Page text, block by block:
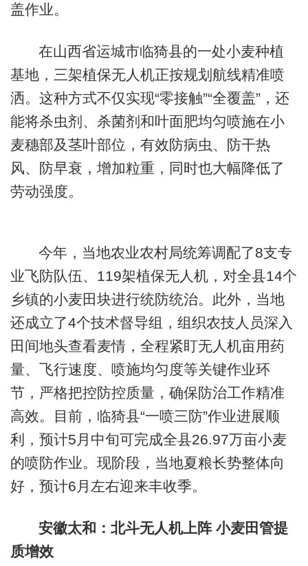
盖作业。
在山西省运城市临猗县的一处小麦种植
基地，三架植保无人机正按规划航线精准喷
洒。这种方式不仅实现“零接触”“全覆盖”，还
能将杀虫剂、杀菌剂和叶面肥均匀喷施在小
麦穗部及茎叶部位，有效防病虫、防干热
风、防早衰，增加粒重，同时也大幅降低了
劳动强度。
今年，当地农业农村局统筹调配了8支专
业飞防队伍、119架植保无人机，对全县14个
乡镇的小麦田块进行统防统治。此外，当地
还成立了4个技术督导组，组织农技人员深入
田间地头查看麦情，全程紧盯无人机亩用药
量、飞行速度、喷施均匀度等关键作业环
节，严格把控防控质量，确保防治工作精准
高效。目前，临猗县“一喷三防”作业进展顺
利，预计5月中旬可完成全县26.97万亩小麦
的喷防作业。现阶段，当地夏粮长势整体向
好，预计6月左右迎来丰收季。
安徽太和：北斗无人机上阵 小麦田管提
质增效